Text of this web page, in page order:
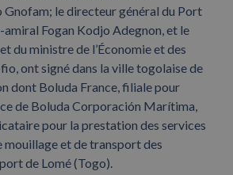
le directeur général du Port
amiral Fogan Kodjo Adegnon, et le
du ministre de l’Économie et des
ont signé dans la ville togolaise de
dont Boluda France, filiale pour
de Boluda Corporación Marítima,
pour la prestation des services
mouillage et de transport des
de Lomé (Togo).